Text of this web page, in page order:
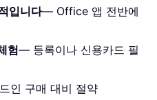
입니다— Office 앱 전반에
험— 등록이나 신용카드 필
인 구매 대비 절약